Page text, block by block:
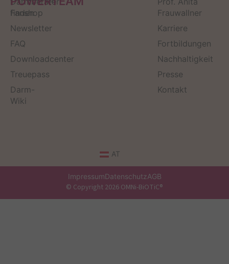
finden
Newsletter
FAQ
Downloadcenter
Treuepass
Darm-
Wiki
Fanshop
Frauwallner
Karriere
Fortbildungen
Nachhaltigkeit
Presse
Kontakt
AT
ImpressumDatenschutzAGB
© Copyright 2026 OMNi-BiOTiC®